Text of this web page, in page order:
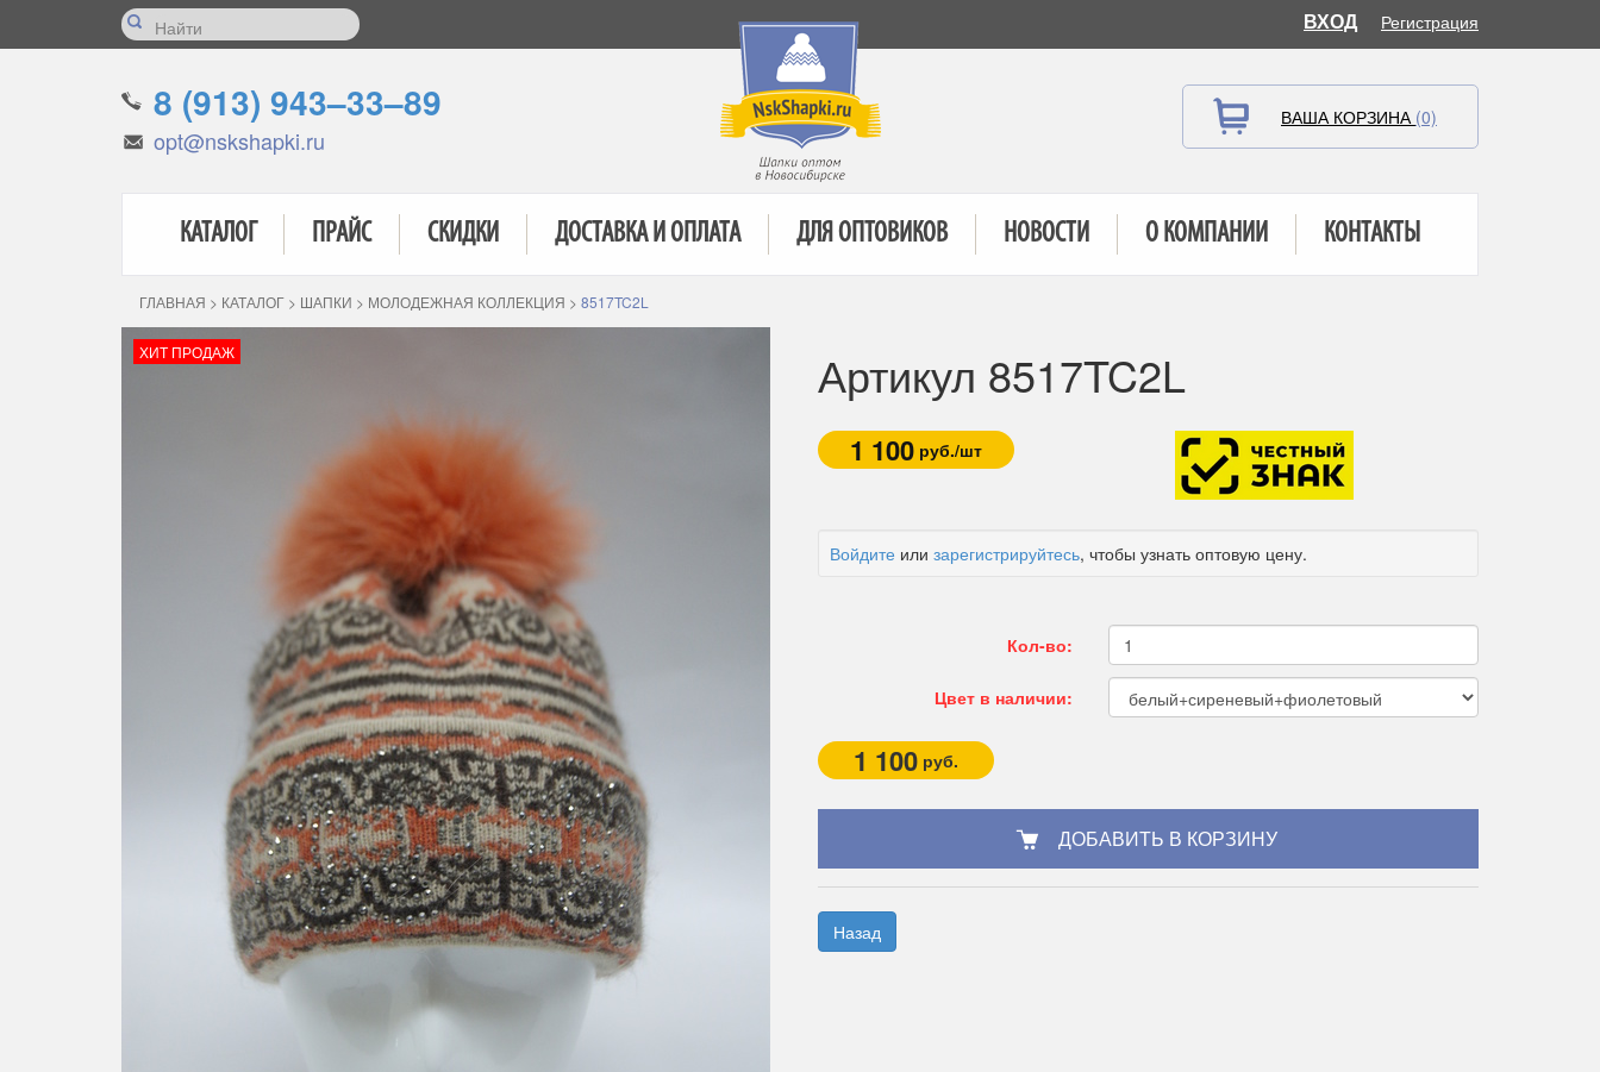
ВХОД Регистрация
8 (913) 943–33–89
opt@nskshapki.ru
ВАША КОРЗИНА (0)
КАТАЛОГ ПРАЙС СКИДКИ ДОСТАВКА И ОПЛАТА ДЛЯ ОПТОВИКОВ НОВОСТИ О КОМПАНИИ КОНТАКТЫ
ГЛАВНАЯ > КАТАЛОГ > ШАПКИ > МОЛОДЕЖНАЯ КОЛЛЕКЦИЯ > 8517TC2L
ХИТ ПРОДАЖ Артикул 8517TC2L
1 100 руб./шт
Войдите или зарегистрируйтесь, чтобы узнать оптовую цену.
Кол-во:
Цвет в наличии:
1 100 руб.
Назад